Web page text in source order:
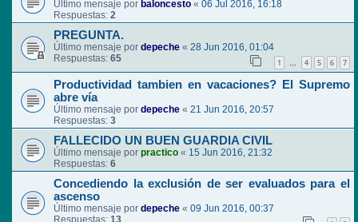
Último mensaje por baloncesto « 06 Jul 2016, 16:18
Respuestas: 2
PREGUNTA.
Último mensaje por depeche « 28 Jun 2016, 01:04
Respuestas: 65 1 … 4 5 6 7
Productividad tambien en vacaciones? El Supremo
abre vía
Último mensaje por depeche « 21 Jun 2016, 20:57
Respuestas: 3
FALLECIDO UN BUEN GUARDIA CIVIL
Último mensaje por practico « 15 Jun 2016, 21:32
Respuestas: 6
Concediendo la exclusión de ser evaluados para el
ascenso
Último mensaje por depeche « 09 Jun 2016, 00:37